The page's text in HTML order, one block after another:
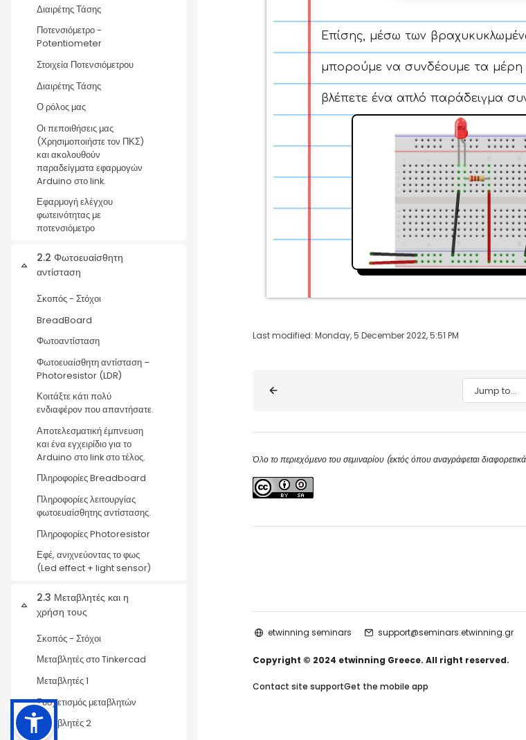
Διαιρέτης Τάσης
Ποτενσιόμετρο -
Potentiometer
Στοιχεία Ποτενσιόμετρου
Διαιρέτης Τάσης
Ο ρόλος μας
Οι πεποιθήσεις μας
(Χρησιμοποιήστε τον ΠΚΣ)
και ακολουθούν
παραδείγματα εφαρμογών
Arduino στο link.
Εφαρμογή ελέγχου
φωτεινότητας με
ποτενσιόμετρο
Collapse
2.2 Φωτοευαίσθητη
αντίσταση
Σκοπός - Στόχοι
BreadBoard
Φωτοαντίσταση
Φωτοευαίσθητη αντίσταση –
Photoresistor (LDR)
Κοιτάξτε κάτι πολύ
ενδιαφέρον που απαντήσατε.
Αποτελεσματική έμπνευση
και ένα εγχειρίδιο για το
Arduino στο link στο τέλος.
Πληροφορίες Breadboard
Πληροφορίες λειτουργίας
φωτοευαίσθητης αντίστασης.
Πληροφορίες Photoresistor
Εφέ, ανιχνεύοντας το φως
(Led effect + light sensor)
Collapse
2.3 Μεταβλητές και η
χρήση τους
Σκοπός - Στόχοι
Μεταβλητές στο Tinkercad
Μεταβλητές 1
Συσχετισμός μεταβλητών
Μεταβλητές 2
Επίσης, μέσω των
μπορούμε να συνδέουμε τα μέρη
βλέπετε ένα απλό παράδειγμα
Last modified: Monday, 5 December 2022, 5:51 PM
Blocks Jump to...
Όλο το περιεχόμενο του σεμιναρίου (εκτός όπου αναγράφεται
etwinning seminars support@seminars.etwinning.gr
Copyright © 2024 etwinning Greece. All right reserved.
Contact site supportGet the mobile app